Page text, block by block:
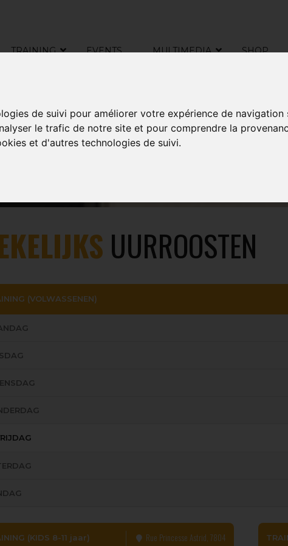
de suivi pour améliorer votre expérience de
le trafic de notre site et pour comprendre la
et d'autres technologies de suivi.
TRAINING EVENTS MULTIMEDIA SHOP
ATH
UURROOSTEN
(VOLWASSENEN)
(KIDS 8-11 jaar) Rue Princesse Astrid, 7804